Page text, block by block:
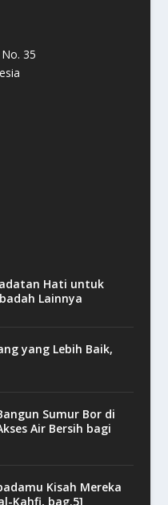
35
Hati untuk
Lainnya
yang Lebih Baik,
Sumur Bor di
Air Bersih bagi
Kisah Mereka
Kahfi, bag.5]